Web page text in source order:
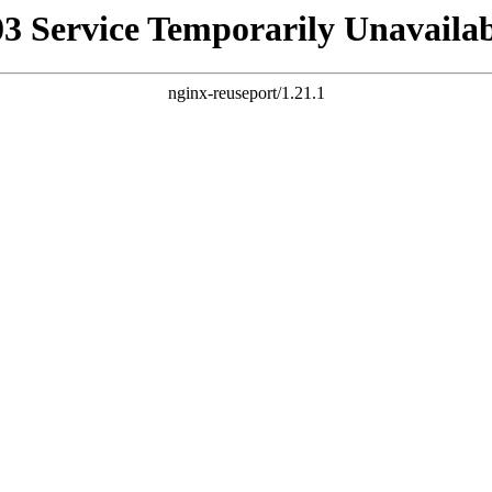
Service Temporarily
nginx-reuseport/1.21.1